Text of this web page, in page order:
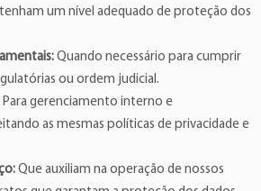
um nível adequado de proteção dos
Quando necessário para cumprir
ou ordem judicial.
Para gerenciamento interno e
as mesmas políticas de privacidade e
Que auxiliam na operação de nossos